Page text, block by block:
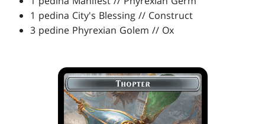
1 pedina City's Blessing // Construct
3 pedine Phyrexian Golem // Ox